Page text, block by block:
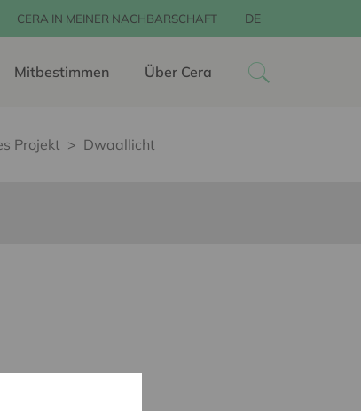
CERA IN MEINER NACHBARSCHAFT DE
Mitbestimmen Über Cera
Projekt Dwaallicht